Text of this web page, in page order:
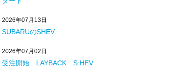
2026年07月13日
SUBARUのSHEV
2026年07月02日
受注開始 LAYBACK S:HEV